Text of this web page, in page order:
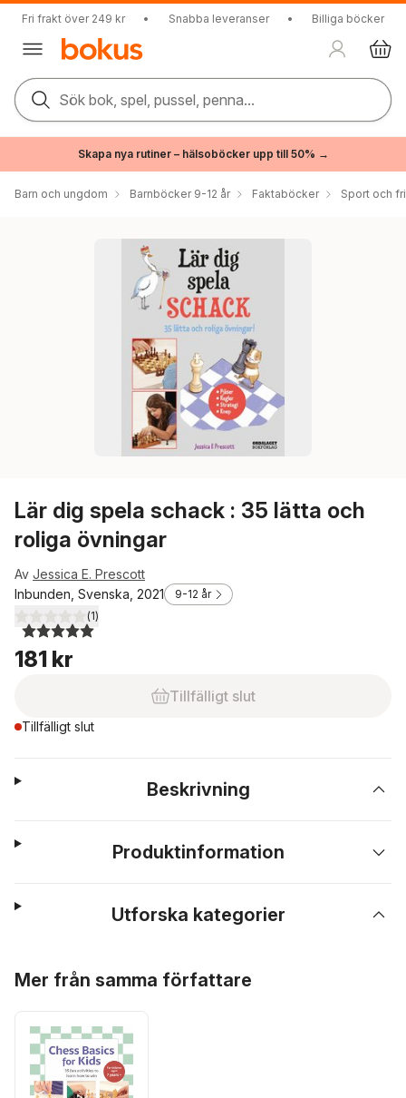
Fri frakt över 249 kr • Snabba leveranser • Billiga böcker
Sök bok, spel, pussel, penna...
Skapa nya rutiner – hälsoböcker upp till 50% →
Barn och ungdom Barnböcker 9-12 år Faktaböcker Sport och
Lär dig spela schack : 35 lätta och
roliga övningar
Av Jessica E. Prescott
Inbunden, Svenska, 2021
9-12 år
5,0utav 5 stjärnor. Totalt antal röster:
(1)
181 kr
Tillfälligt slut
Tillfälligt slut
Beskrivning
Produktinformation
Utforska kategorier
Mer från samma författare